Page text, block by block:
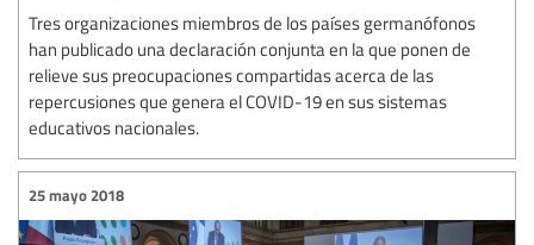
Tres organizaciones miembros de los países germanófonos
han publicado una declaración conjunta en la que ponen de
relieve sus preocupaciones compartidas acerca de las
repercusiones que genera el COVID-19 en sus sistemas
educativos nacionales.
25 mayo 2018